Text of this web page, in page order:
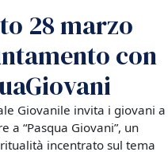
28 marzo
con
Giovanile invita i giovani a
a “Pasqua Giovani”, un
incentrato sul tema